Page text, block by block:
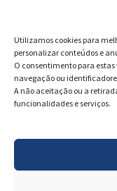
Utilizamos cookies para
personalizar conteúdos e
O consentimento para
navegação ou
A não aceitação ou a
funcionalidades e serviços.
m